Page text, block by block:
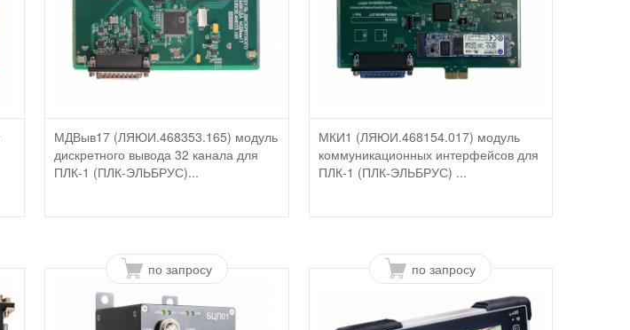
МДВыв17 (ЛЯЮИ.468353.165) модуль
дискретного вывода 32 канала для
ПЛК-1 (ПЛК-ЭЛЬБРУС)...
МКИ1 (ЛЯЮИ.468154.017) модуль
коммуникационных интерфейсов для
ПЛК-1 (ПЛК-ЭЛЬБРУС) ...
по запросу по запросу